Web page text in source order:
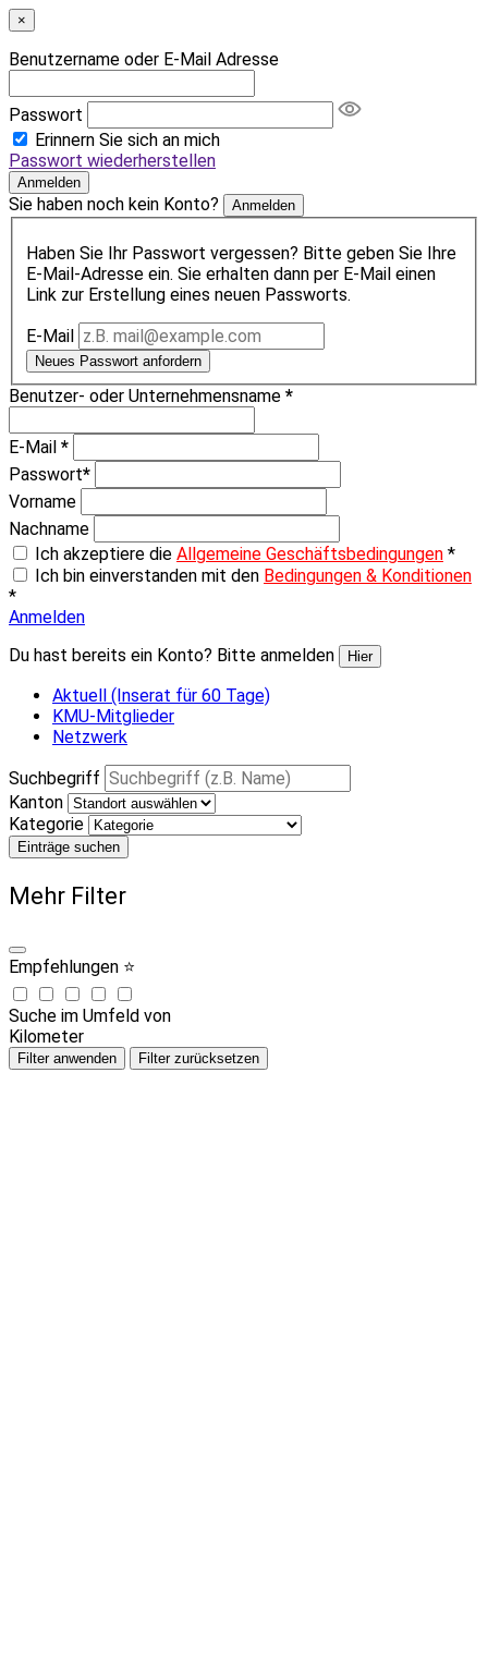
×
Benutzername oder E-Mail Adresse
Passwort
Erinnern Sie sich an mich
Passwort wiederherstellen
Anmelden
Sie haben noch kein Konto? Anmelden
Haben Sie Ihr Passwort vergessen? Bitte geben Sie Ihre
E-Mail-Adresse ein. Sie erhalten dann per E-Mail einen
Link zur Erstellung eines neuen Passworts.
E-Mail
Neues Passwort anfordern
Benutzer- oder Unternehmensname *
E-Mail *
Passwort*
Vorname
Nachname
Ich akzeptiere die Allgemeine Geschäftsbedingungen *
Ich bin einverstanden mit den Bedingungen & Konditionen
*
Anmelden
Du hast bereits ein Konto? Bitte anmelden
Hier
Aktuell (Inserat für 60 Tage)
KMU-Mitglieder
Netzwerk
Suchbegriff
Kanton
Kategorie
Einträge suchen
Mehr Filter
Empfehlungen ⭐
Suche im Umfeld von
Kilometer
Filter anwenden Filter zurücksetzen